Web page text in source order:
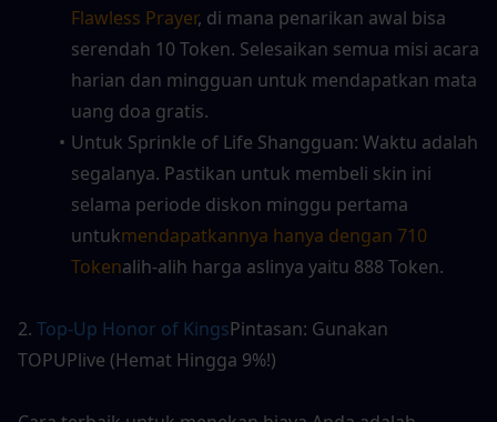
Flawless Prayer, di mana penarikan awal bisa
serendah 10 Token. Selesaikan semua misi acara
harian dan mingguan untuk mendapatkan mata
uang doa gratis.
Untuk Sprinkle of Life Shangguan: Waktu adalah
segalanya. Pastikan untuk membeli skin ini
selama periode diskon minggu pertama
untukmendapatkannya hanya dengan 710
Tokenalih-alih harga aslinya yaitu 888 Token.
2. Top-Up Honor of KingsPintasan: Gunakan
TOPUPlive (Hemat Hingga 9%!)